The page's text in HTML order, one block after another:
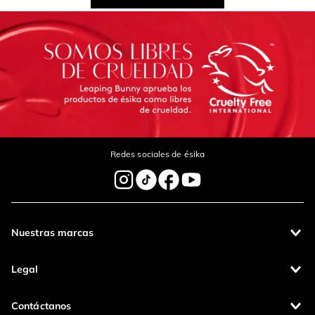
Redes sociales de ésika
Nuestras marcas
Legal
Contáctanos